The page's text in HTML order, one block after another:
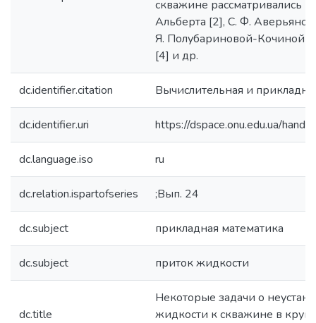
скважине рассматривались в
Альберта [2], С. Ф.
Я. Полубариновой-Кочиной
[4] и др.
dc.identifier.citation Вычислительная и
dc.identifier.uri https://dspace.onu.edu.ua/
dc.language.iso ru
dc.relation.ispartofseries ;Вып. 24
dc.subject прикладная математика
dc.subject приток жидкости
dc.title
Некоторые задачи о
жидкости к скважине в